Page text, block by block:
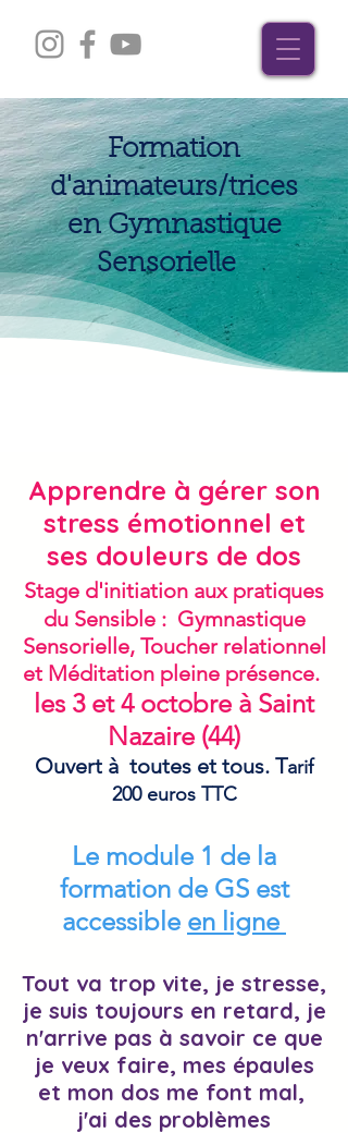
Formation
d'animateurs/trices
en Gymnastique
Sensorielle
Apprendre à gérer son
stress émotionnel et
ses douleurs de dos
Stage d'initiation aux pratiques
du Sensible : Gymnastique
Sensorielle, Toucher relationnel
et Méditation pleine présence.
les 3 et 4 octobre à Saint
Nazaire (44)
Ouvert à toutes et tous. Tarif
200 euros TTC
Le module 1 de la
formation de GS est
accessible en ligne
Tout va trop vite, je stresse,
je suis toujours en retard, je
n'arrive pas à savoir ce que
je veux faire, mes épaules
et mon dos me font mal,
j'ai des problèmes